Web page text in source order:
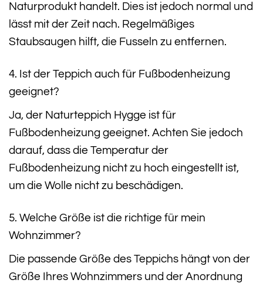
Naturprodukt handelt. Dies ist jedoch normal und
lässt mit der Zeit nach. Regelmäßiges
Staubsaugen hilft, die Fusseln zu entfernen.
4. Ist der Teppich auch für Fußbodenheizung
geeignet?
Ja, der Naturteppich Hygge ist für
Fußbodenheizung geeignet. Achten Sie jedoch
darauf, dass die Temperatur der
Fußbodenheizung nicht zu hoch eingestellt ist,
um die Wolle nicht zu beschädigen.
5. Welche Größe ist die richtige für mein
Wohnzimmer?
Die passende Größe des Teppichs hängt von der
Größe Ihres Wohnzimmers und der Anordnung